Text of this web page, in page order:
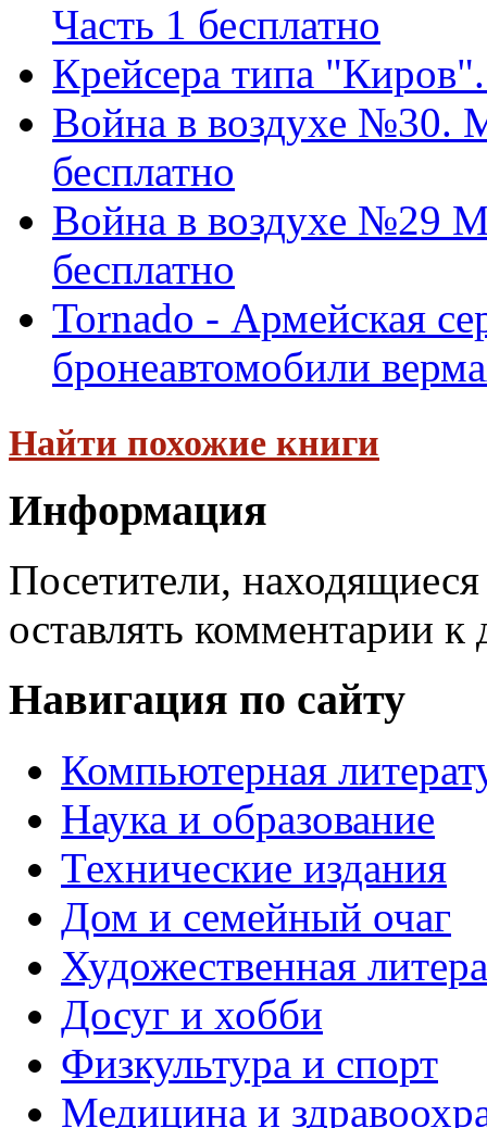
Часть 1 бесплатно
Крейсера типа
Война в воздухе №30.
бесплатно
Война в воздухе №29
бесплатно
Tornado - Армейская
бронеавтомобили
Найти похожие книги
Информация
Посетители,
оставлять комментарии к
Навигация по сайту
Компьютерная
Наука и образование
Технические издания
Дом и семейный очаг
Художественная
Досуг и хобби
Физкультура и спорт
Медицина и